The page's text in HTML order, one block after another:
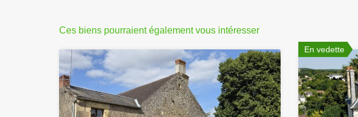
Ces biens pourraient également vous intéresser
En vedette